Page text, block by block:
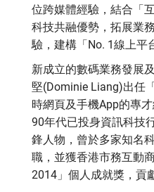
位跨媒體經驗，結合「
科技共融優勢，拓展業
驗，建構「No. 1線上平
新成立的數碼業務發展
堅(Dominie Liang)出任
時網頁及手機App的專
90年代已投身資訊科技
鋒人物，曾於多家知名
職，並獲香港市務互動
2014」個人成就獎，貢